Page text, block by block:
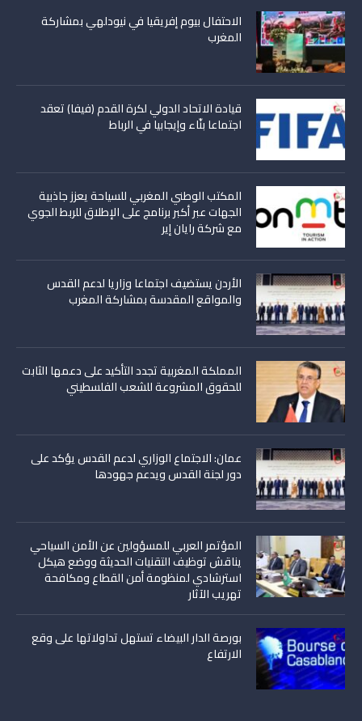
الاحتفال بيوم إفريقيا في نيودلهي بمشاركة
المغرب
قيادة الاتحاد الدولي لكرة القدم (فيفا) تعقد
اجتماعا بنّاء وإيجابيا في الرباط
المكتب الوطني المغربي للسياحة يعزز جاذبية
الجهات عبر أكبر برنامج على الإطلاق للربط الجوي
مع شركة رايان إير
الأردن يستضيف اجتماعا وزاريا لدعم القدس
والمواقع المقدسة بمشاركة المغرب
المملكة المغربية تجدد التأكيد على دعمها الثابت
للحقوق المشروعة للشعب الفلسطيني
عمان: الاجتماع الوزاري لدعم القدس يؤكد على
دور لجنة القدس ويدعم جهودها
المؤتمر العربي للمسؤولين عن الأمن السياحي
يناقش توظيف التقنيات الحديثة ووضع هيكل
استرشادي لمنظومة أمن القطاع ومكافحة
تهريب الآثار
بورصة الدار البيضاء تستهل تداولاتها على وقع
الارتفاع